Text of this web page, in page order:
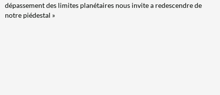
dépassement des limites planétaires nous invite a redescendre de
notre piédestal »